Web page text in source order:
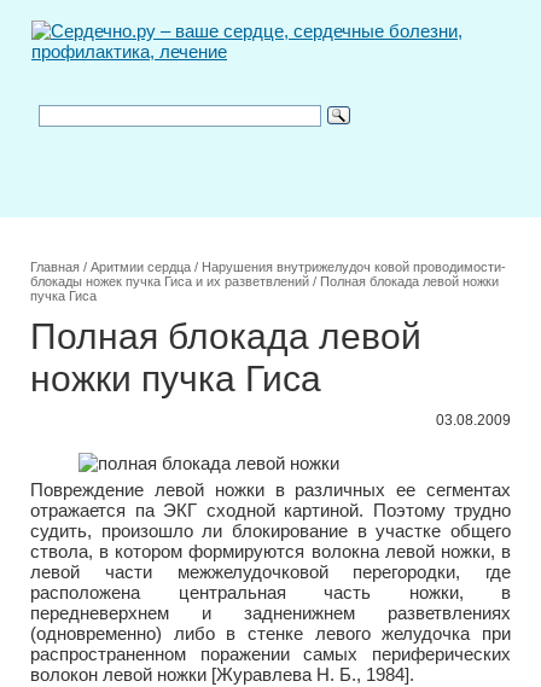
Главная / Аритмии сердца / Нарушения внутрижелудоч ковой проводимости-
блокады ножек пучка Гиса и их разветвлений / Полная блокада левой ножки
пучка Гиса
Полная блокада левой
ножки пучка Гиса
03.08.2009
Повреждение левой ножки в различных ее сегментах
отражается па ЭКГ сходной картиной. Поэтому трудно
судить, произошло ли блокирование в участке общего
ствола, в котором формируются волокна левой ножки, в
левой части межжелудочковой перегородки, где
расположена центральная часть ножки, в
передневерхнем и задненижнем разветвлениях
(одновременно) либо в стенке левого желудочка при
распространенном поражении самых периферических
волокон левой ножки [Журавлева Н. Б., 1984].